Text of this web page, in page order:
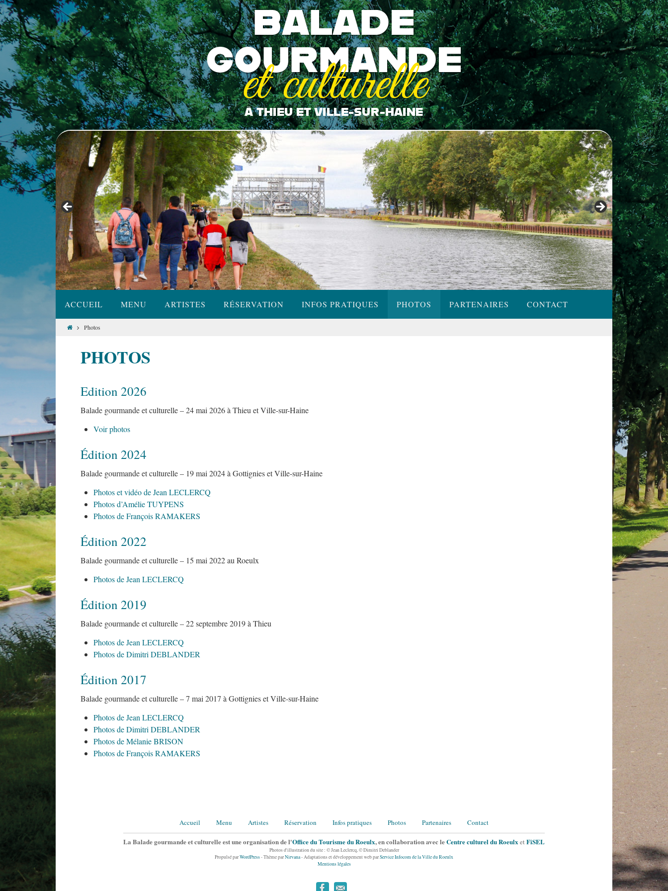
ACCUEIL MENU ARTISTES RÉSERVATION INFOS PRATIQUES PHOTOS PARTENAIRES CONTACT
Photos
PHOTOS
Edition 2026
Balade gourmande et culturelle – 24 mai 2026 à Thieu et Ville-sur-Haine
Voir photos
Édition 2024
Balade gourmande et culturelle – 19 mai 2024 à Gottignies et Ville-sur-Haine
Photos et vidéo de Jean LECLERCQ
Photos d’Amélie TUYPENS
Photos de François RAMAKERS
Édition 2022
Balade gourmande et culturelle – 15 mai 2022 au Roeulx
Photos de Jean LECLERCQ
Édition 2019
Balade gourmande et culturelle – 22 septembre 2019 à Thieu
Photos de Jean LECLERCQ
Photos de Dimitri DEBLANDER
Édition 2017
Balade gourmande et culturelle – 7 mai 2017 à Gottignies et Ville-sur-Haine
Photos de Jean LECLERCQ
Photos de Dimitri DEBLANDER
Photos de Mélanie BRISON
Photos de François RAMAKERS
Accueil Menu Artistes Réservation Infos pratiques Photos Partenaires Contact
La Balade gourmande et culturelle est une organisation de l'Office du Tourisme du Roeulx, en collaboration avec leCentre culturel du RoeulxetFiSEL
Photos d'illustration du site : © Jean Leclercq, © Dimitri Deblander
Propulsé parWordPress- Thème parNirvana- Adaptations et développement web parService Infocom de la Ville du Roeulx
Mentions légales